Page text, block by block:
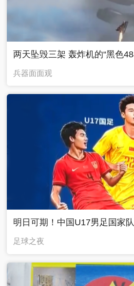
两天坠毁三架 轰炸机的“黑色
兵器面面观
明日可期！中国U17男足国家
足球之夜